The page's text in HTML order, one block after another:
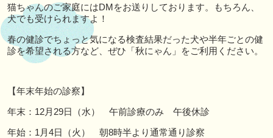
猫ちゃんのご家庭にはDMをお送りしております。もちろん、
犬でも受けられますよ！
春の健診でちょっと気になる検査結果だった犬や半年ごとの健
診を希望される方など、ぜひ「秋にゃん」をご利用ください。
【年末年始の診察】
年末：12月29日（水） 午前診療のみ 午後休診
年始：1月4日（火） 朝8時半より通常通り診察